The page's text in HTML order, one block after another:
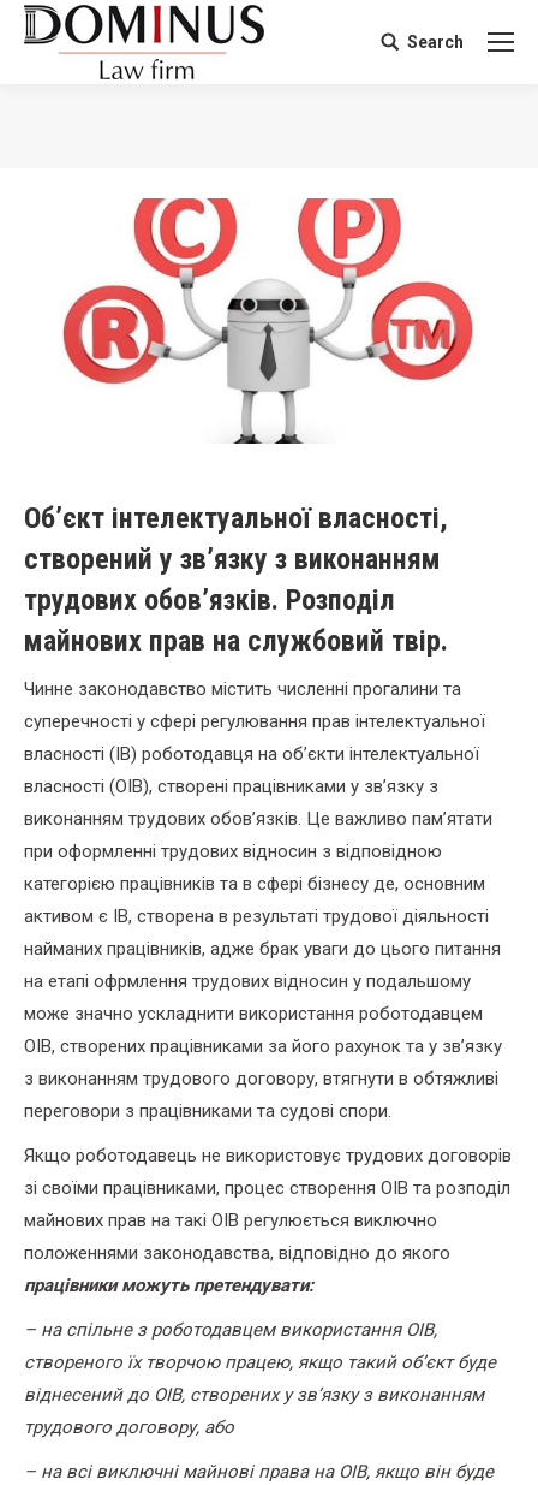
Search:
Search
Об’єкт інтелектуальної власності,
створений у зв’язку з виконанням
трудових обов’язків. Розподіл
майнових прав на службовий твір.
Чинне законодавство містить численні прогалини та
суперечності у сфері регулювання прав інтелектуальної
власності (ІВ) роботодавця на об’єкти інтелектуальної
власності (ОІВ), створені працівниками у зв’язку з
виконанням трудових обов’язків. Це важливо пам’ятати
при оформленні трудових відносин з відповідною
категорією працівників та в сфері бізнесу де, основним
активом є ІВ, створена в результаті трудової діяльності
найманих працівників, адже брак уваги до цього питання
на етапі офрмлення трудових відносин у подальшому
може значно ускладнити використання роботодавцем
ОІВ, створених працівниками за його рахунок та у зв’язку
з виконанням трудового договору, втягнути в обтяжливі
переговори з працівниками та судові спори.
Якщо роботодавець не використовує трудових договорів
зі своїми працівниками, процес створення ОІВ та розподіл
майнових прав на такі ОІВ регулюється виключно
положеннями законодавства, відповідно до якого
працівники можуть претендувати:
– на спільне з роботодавцем використання ОІВ,
створеного їх творчою працею, якщо такий об’єкт буде
віднесений до ОІВ, створених у зв’язку з виконанням
трудового договору, або
– на всі виключні майнові права на ОІВ, якщо він буде